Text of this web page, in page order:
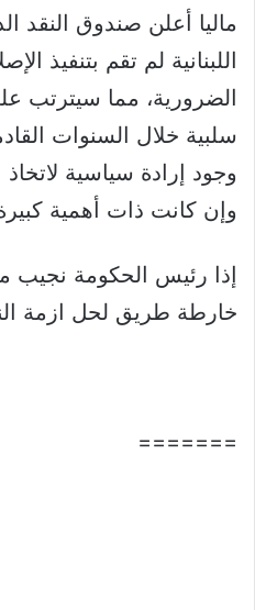
ماليا أعلن صندوق النقد
اللبنانية لم تقم بتنفيذ
الضرورية، مما سيترتب
سلبية خلال السنوات
وجود إرادة سياسية
وإن كانت ذات أهمية
إذا رئيس الحكومة نجيب
خارطة طريق لحل ازمة
=======